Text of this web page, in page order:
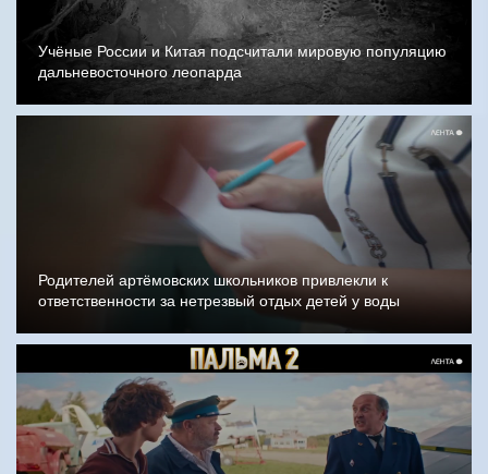
Учёные России и Китая подсчитали мировую популяцию
дальневосточного леопарда
Родителей артёмовских школьников привлекли к
ответственности за нетрезвый отдых детей у воды